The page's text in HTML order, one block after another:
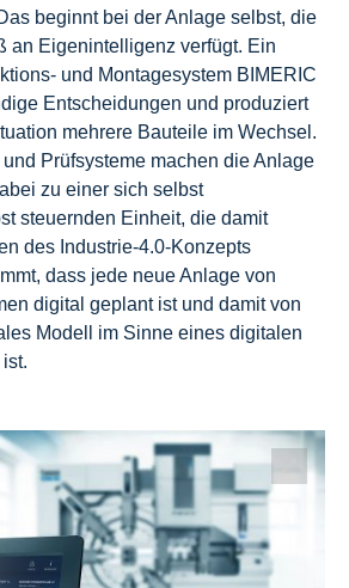
beginnt bei der Anlage selbst, die
an Eigenintelligenz verfügt. Ein
und Montagesystem BIMERIC
Entscheidungen und produziert
mehrere Bauteile im Wechsel.
und Prüfsysteme machen die Anlage
zu einer sich selbst
steuernden Einheit, die damit
des Industrie-4.0-Konzepts
dass jede neue Anlage von
digital geplant ist und damit von
Modell im Sinne eines digitalen